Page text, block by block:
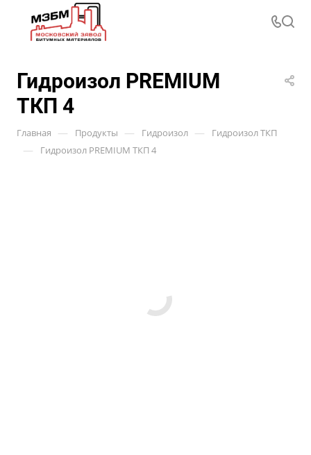
Гидроизол PREMIUM
ТКП 4
Главная — Продукты — Гидроизол — Гидроизол ТКП
— Гидроизол PREMIUM ТКП 4